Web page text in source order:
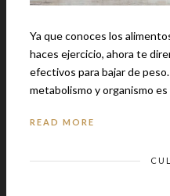
Ya que conoces los
haces ejercicio, ahora te
efectivos para bajar de peso. Sabemos que cada
metabolismo y organismo
READ MORE